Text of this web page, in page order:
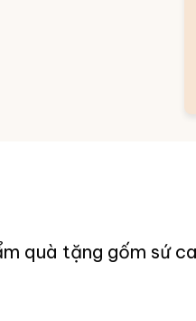
quà tặng gốm sứ